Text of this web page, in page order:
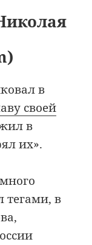
в
своей
в
их».
тегами, в